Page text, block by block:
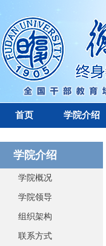
首页 学院介绍
学院介绍
学院概况
学院领导
组织架构
联系方式